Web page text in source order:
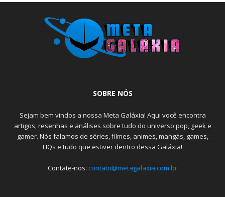
SOBRE NÓS
Sejam bem vindos a nossa Meta Galáxia! Aqui você encontra
artigos, resenhas e análises sobre tudo do universo pop, geek e
gamer. Nós falamos de séries, filmes, animes, mangás, games,
HQs e tudo que estiver dentro dessa Galáxia!
Contate-nos: contato@metagalaxia.com.br